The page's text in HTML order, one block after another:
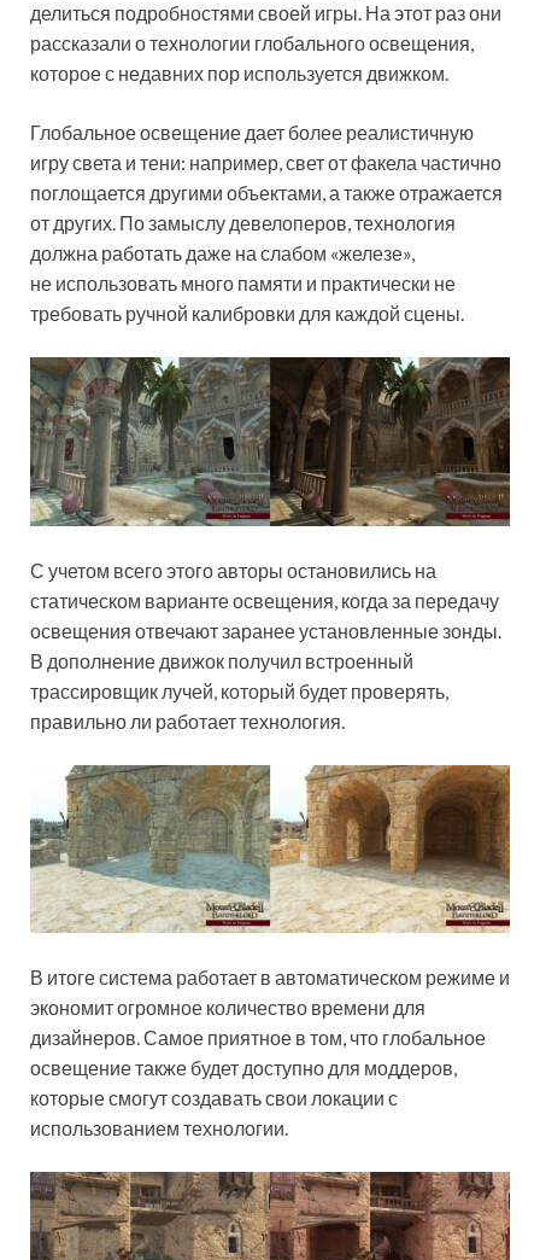
делиться подробностями своей игры. На этот раз они
рассказали о технологии глобального освещения,
которое с недавних пор используется движком.
Глобальное освещение дает более реалистичную
игру света и тени: например, свет от факела частично
поглощается другими объектами, а также отражается
от других. По замыслу девелоперов, технология
должна работать даже на слабом «железе»,
не использовать много памяти и практически не
требовать ручной калибровки для каждой сцены.
С учетом всего этого авторы остановились на
статическом варианте освещения, когда за передачу
освещения отвечают заранее установленные зонды.
В дополнение движок получил встроенный
трассировщик лучей, который будет проверять,
правильно ли работает технология.
В итоге система работает в автоматическом режиме и
экономит огромное количество времени для
дизайнеров. Самое приятное в том, что глобальное
освещение также будет доступно для моддеров,
которые смогут создавать свои локации с
использованием технологии.